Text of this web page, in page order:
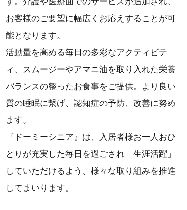
す。介護や医療面でのサービスが追加され、
お客様のご要望に幅広くお応えすることが可
能となります。
活動量を高める毎日の多彩なアクティビテ
ィ、スムージーやアマニ油を取り入れた栄養
バランスの整ったお食事をご提供。より良い
質の睡眠に繋げ、認知症の予防、改善に努め
ます。
『ドーミーシニア』は、入居者様お一人おひ
とりが充実した毎日を過ごされ「生涯活躍」
していただけるよう、様々な取り組みを推進
してまいります。